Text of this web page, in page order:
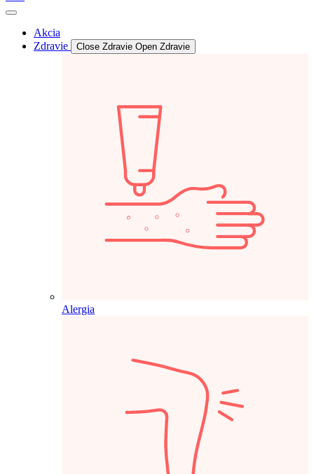
Akcia
Zdravie
Close Zdravie Open Zdravie
Alergia